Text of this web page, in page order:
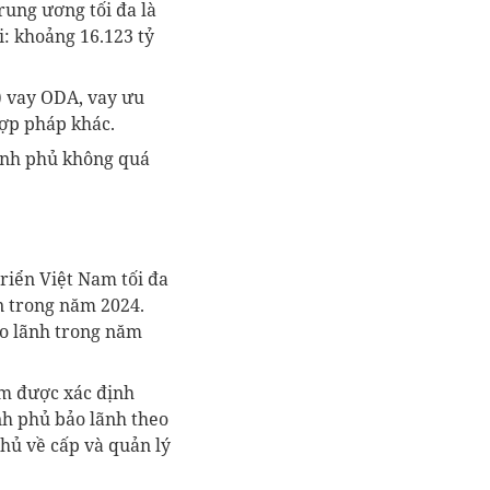
ương tối đa là
khoảng 16.123 tỷ
ODA, vay ưu
pháp khác.
phủ không quá
Việt Nam tối đa
năm 2024.
lãnh trong năm
được xác định
phủ bảo lãnh theo
về cấp và quản lý